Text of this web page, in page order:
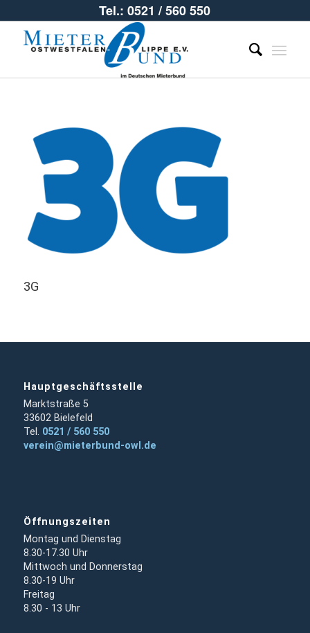
Tel.: 0521 / 560 550
3G
Hauptgeschäftsstelle
Marktstraße 5
33602 Bielefeld
Tel. 0521 / 560 550
verein@mieterbund-owl.de
Öffnungszeiten
Montag und Dienstag
8.30-17.30 Uhr
Mittwoch und Donnerstag
8.30-19 Uhr
Freitag
8.30 - 13 Uhr